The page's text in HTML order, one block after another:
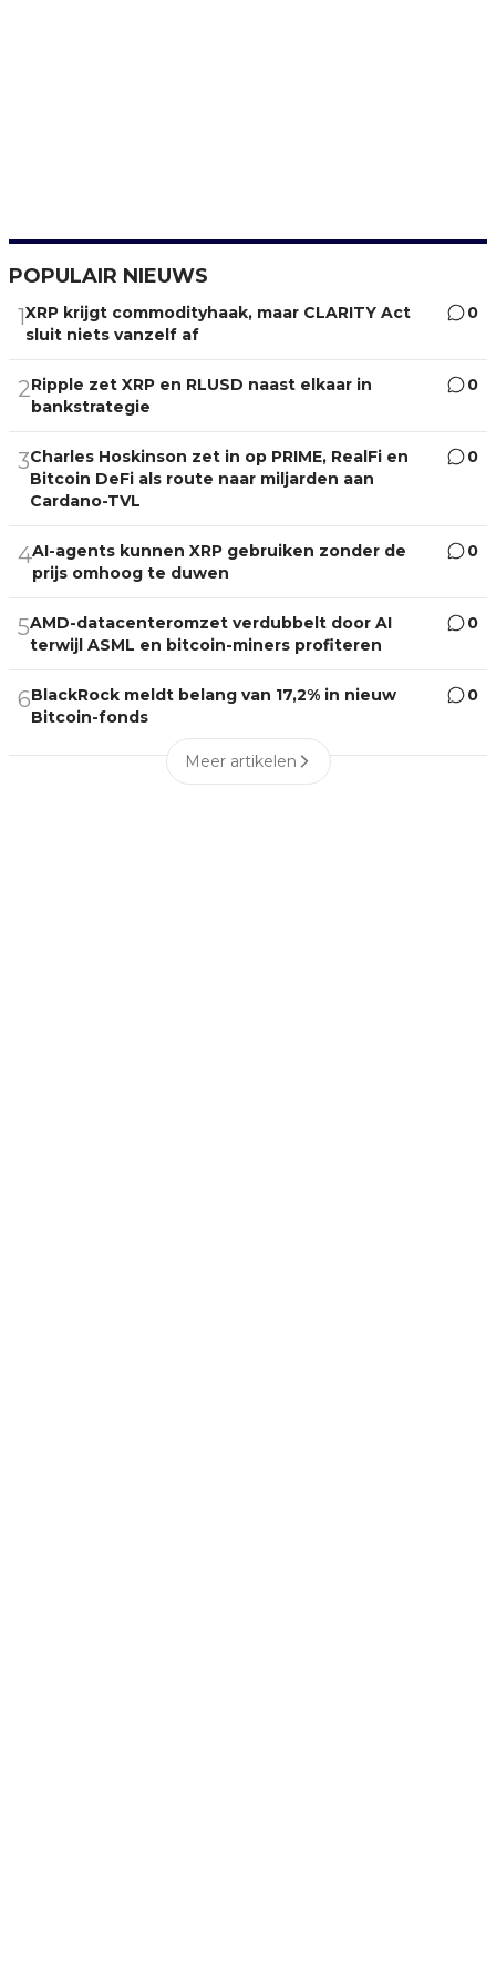
POPULAIR NIEUWS
1XRP krijgt commodityhaak, maar CLARITY Act
sluit niets vanzelf af
0
2Ripple zet XRP en RLUSD naast elkaar in
bankstrategie
0
3Charles Hoskinson zet in op PRIME, RealFi en
Bitcoin DeFi als route naar miljarden aan
Cardano-TVL
0
4AI-agents kunnen XRP gebruiken zonder de
prijs omhoog te duwen
0
5AMD-datacenteromzet verdubbelt door AI
terwijl ASML en bitcoin-miners profiteren
0
6BlackRock meldt belang van 17,2% in nieuw
Bitcoin-fonds
0
Meer artikelen